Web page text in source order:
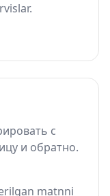
с
и обратно.
matnni